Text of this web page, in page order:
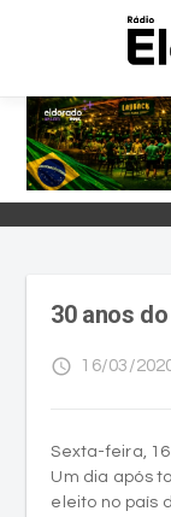
30 anos
access_time 16/03/
Sexta-feira,
Um dia após
eleito no país